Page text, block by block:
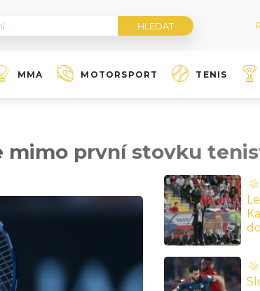
MMA MOTORSPORT TENIS
mimo první stovku